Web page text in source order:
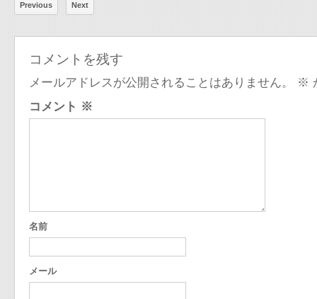
Previous Next
コメントを残す
メールアドレスが公開されることはありません。 ※
コメント ※
名前
メール